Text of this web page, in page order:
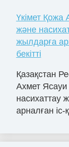
Үкімет Қожа
және
жылдарға
бекітті
Қазақстан
Ахмет Ясауи
насихаттау
арналған іс-